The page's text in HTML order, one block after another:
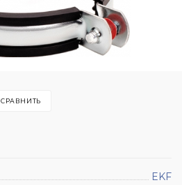
СРАВНИТЬ
EKF